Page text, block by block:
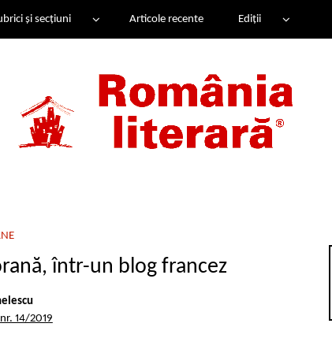
și secțiuni Articole recente Ediții
într-un blog francez
nr. 14/2019